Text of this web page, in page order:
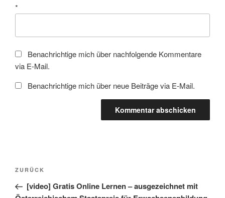
*
Benachrichtige mich über nachfolgende Kommentare
via E-Mail.
Benachrichtige mich über neue Beiträge via E-Mail.
Beitragsnavigation
Vorheriger
Beitrag
ZURÜCK
[video] Gratis Online Lernen – ausgezeichnet mit